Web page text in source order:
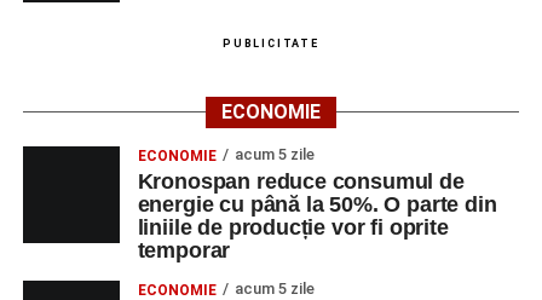
PUBLICITATE
ECONOMIE
ECONOMIE acum 5 zile
Kronospan reduce consumul de
energie cu până la 50%. O parte din
liniile de producție vor fi oprite
temporar
ECONOMIE acum 5 zile